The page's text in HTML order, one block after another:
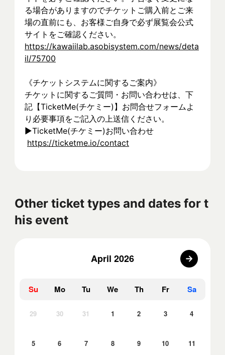
る場合がありますのでチケットご購入前とご来
場の直前にも、お客様ご自身で必ず展覧会公式
サイトをご確認ください。
https://kawaiilab.asobisystem.com/news/deta
il/75700
《チケットシステムに関するご案内》
チケットに関するご質問・お問い合わせは、下
記【TicketMe(チケミー)】お問合せフォームよ
り必要事項をご記入の上送信ください。
▶︎TicketMe(チケミー)お問い合わせ
https://ticketme.io/contact
Other ticket types and dates for t
his event
April 2026
Su Mo Tu We Th Fr Sa
29 30 31 1 2 3 4
5 6 7 8 9 10 11